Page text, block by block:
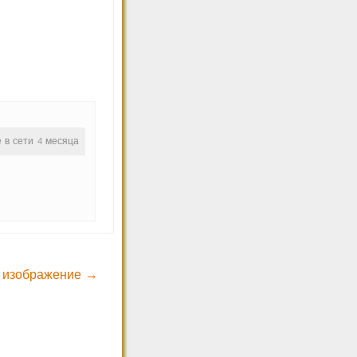
в сети 4 месяца
→